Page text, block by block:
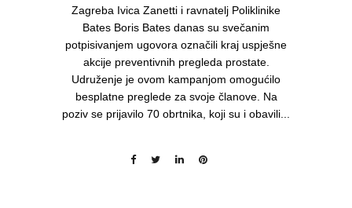
Zagreba Ivica Zanetti i ravnatelj Poliklinike
Bates Boris Bates danas su svečanim
potpisivanjem ugovora označili kraj uspješne
akcije preventivnih pregleda prostate.
Udruženje je ovom kampanjom omogućilo
besplatne preglede za svoje članove. Na
poziv se prijavilo 70 obrtnika, koji su i obavili...